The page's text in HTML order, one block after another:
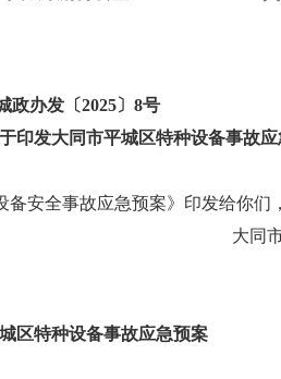
政办发〔2025〕8号
印发大同市平城区特种设备事故
安全事故应急预案》印发给你们
大同
区特种设备事故应急预案